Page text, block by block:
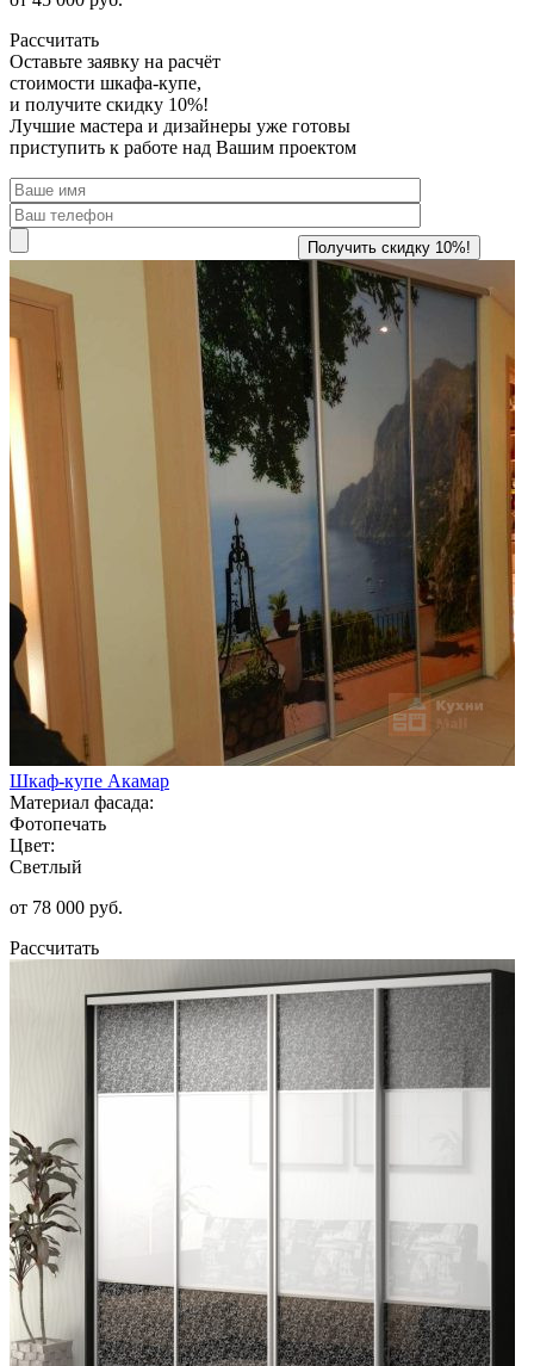
Рассчитать
Оставьте заявку на расчёт
стоимости шкафа-купе,
и получите скидку 10%!
Лучшие мастера и дизайнеры уже готовы
приступить к работе над Вашим проектом
Шкаф-купе Акамар
Материал фасада:
Фотопечать
Цвет:
Светлый
от 78 000 руб.
Рассчитать